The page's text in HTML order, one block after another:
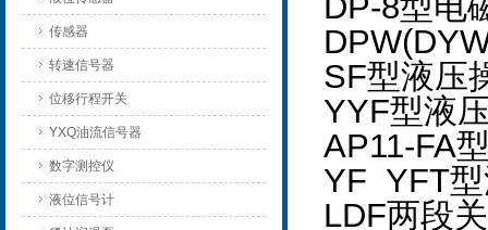
传感器
转速信号器
位移行程开关
YXQ油流信号器
数字测控仪
液位信号计
SF型液压
YYF型液
AP11-FA
YF YFT
LDF两段